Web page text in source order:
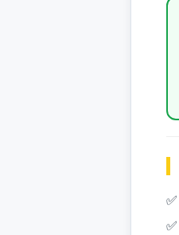
✅
✅